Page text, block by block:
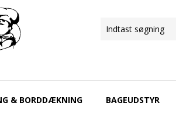
& BORDDÆKNING BAGEUDSTYR